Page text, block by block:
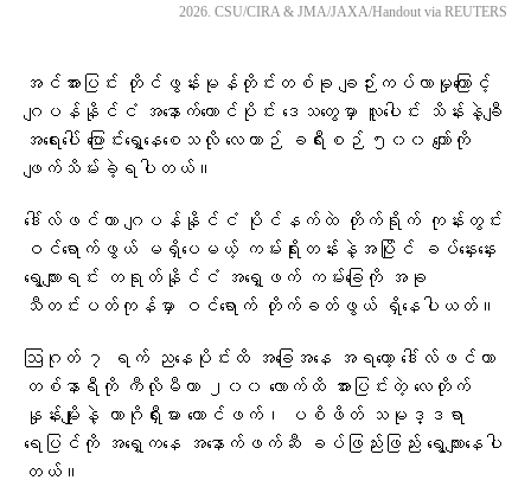
2026. CSU/CIRA & JMA/JAXA/Handout via REUTERS
အင်အားပြင်း တိုင်ဖွန်းမုန်တိုင်းတစ်ခု ချဉ်းကပ်လာမှုကြောင့်
ဂျပန်နိုင်ငံ အနောက်တောင်ပိုင်း ဒေသတွေမှာ လူပေါင်း သိန်းနဲ့ချီ
အရေးပေါ် ပြောင်းရွှေ့နေစေသလို လေယာဉ် ခရီးစဉ် ၅၀၀ ကျော်ကို
ဖျက်သိမ်းခဲ့ရပါတယ်။
ဒေါ်လ်ဖင်ဟာ ဂျပန်နိုင်ငံ ပိုင်နက်ထဲ တိုက်ရိုက် ကုန်းတွင်း
ဝင်ရောက်ဖွယ် မရှိပေမယ့် ကမ်းရိုးတန်းနဲ့အပြိုင် ခပ်နှေးနှေး
ရွေ့လျားရင်း တရုတ်နိုင်ငံ အရှေ့ဖက် ကမ်းခြေကို အခု
သီတင်းပတ်ကုန်မှာ ဝင်ရောက် တိုက်ခတ်ဖွယ် ရှိနေပါယတ်။
ဩဂုတ် ၇ ရက် ညနေပိုင်းထိ အခြေအနေ အရတော့ ဒေါ်လ်ဖင်ဟာ
တစ်နာရီကို ကီလိုမီတာ ၂၀၀ လောက်ထိ အားပြင်းတဲ့ လေတိုက်
နှုန်းမျိုးနဲ့ ကာဂိုရှီးမား တောင်ဖက်၊ ပစိဖိတ် သမုဒ္ဒရာ
ရေပြင်ကို အရှေ့ကနေ အနောက်ဖက်ဆီ ခပ်ဖြည်းဖြည်း ရွေ့လျားနေပါ
တယ်။